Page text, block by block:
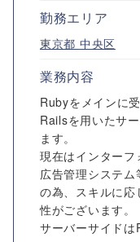
勤務エリア
東京都 中央区
業務内容
Rubyをメインに
Railsを用いたサ
ます。
現在はインター
広告管理システ
の為、スキルに
性がございます。
サーバーサイド